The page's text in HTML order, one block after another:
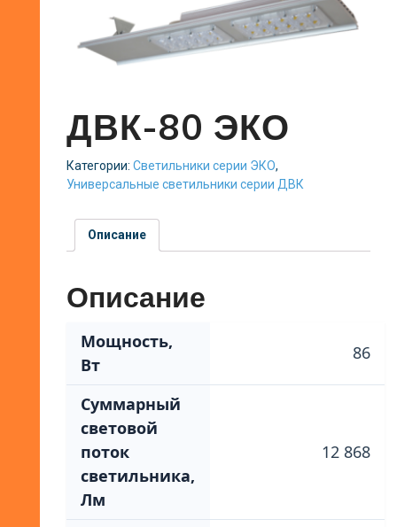
ДВК-80 ЭКО
Категории: Светильники серии ЭКО,
Универсальные светильники серии ДВК
Описание
Описание
Мощность,
Вт
86
Суммарный
световой
поток
светильника,
Лм
12 868